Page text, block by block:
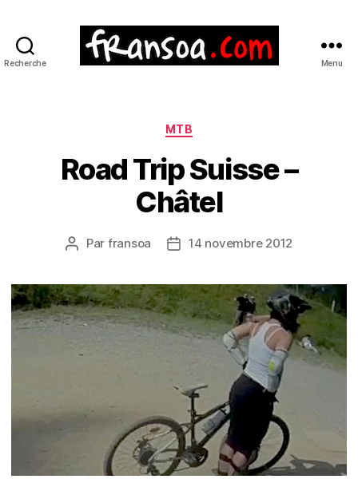
Recherche Menu
Catégories
MTB
Road Trip Suisse –
Châtel
Auteur
Par fransoa
Date14 novembre 2012